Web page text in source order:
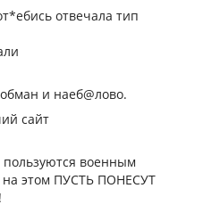
отвечала тип
и наеб@лово.
сайт
военным
этом ПУСТЬ ПОНЕСУТ